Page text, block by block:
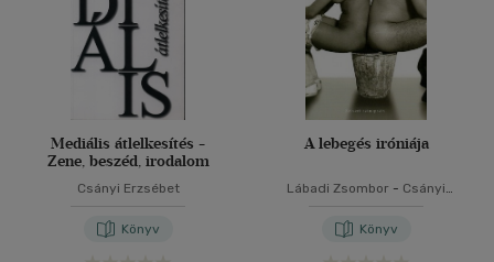
Mediális átlelkesítés -
Zene, beszéd, irodalom
Csányi Erzsébet
Könyv
A lebegés iróniája
Lábadi Zsombor - Csányi
Könyv